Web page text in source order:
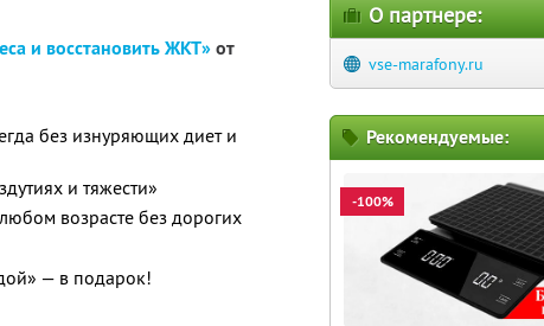
и восстановить ЖКТ»от
без изнуряющих диет и
и тяжести»
возрасте без дорогих
— в подарок!
О партнере:
vse-marafony.ru
Рекомендуемые:
-100%